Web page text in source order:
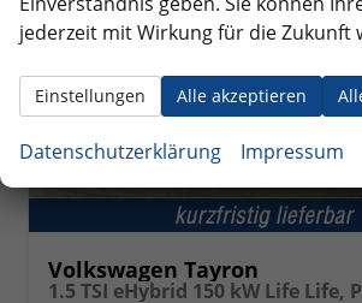
Volkswagen Tayron
jederzeit mit Wirkung für die Zukunft
Alle akzeptieren
Einstellungen
Datenschutzerklärung Impressum